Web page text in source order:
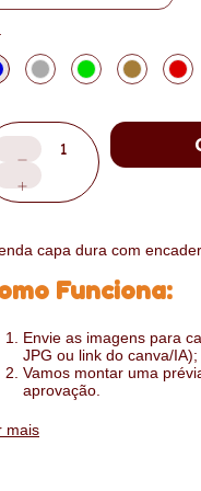
capa dura com
Funciona:
Envie as imagens para
JPG ou link do canva/IA);
Vamos montar uma
aprovação.
mais